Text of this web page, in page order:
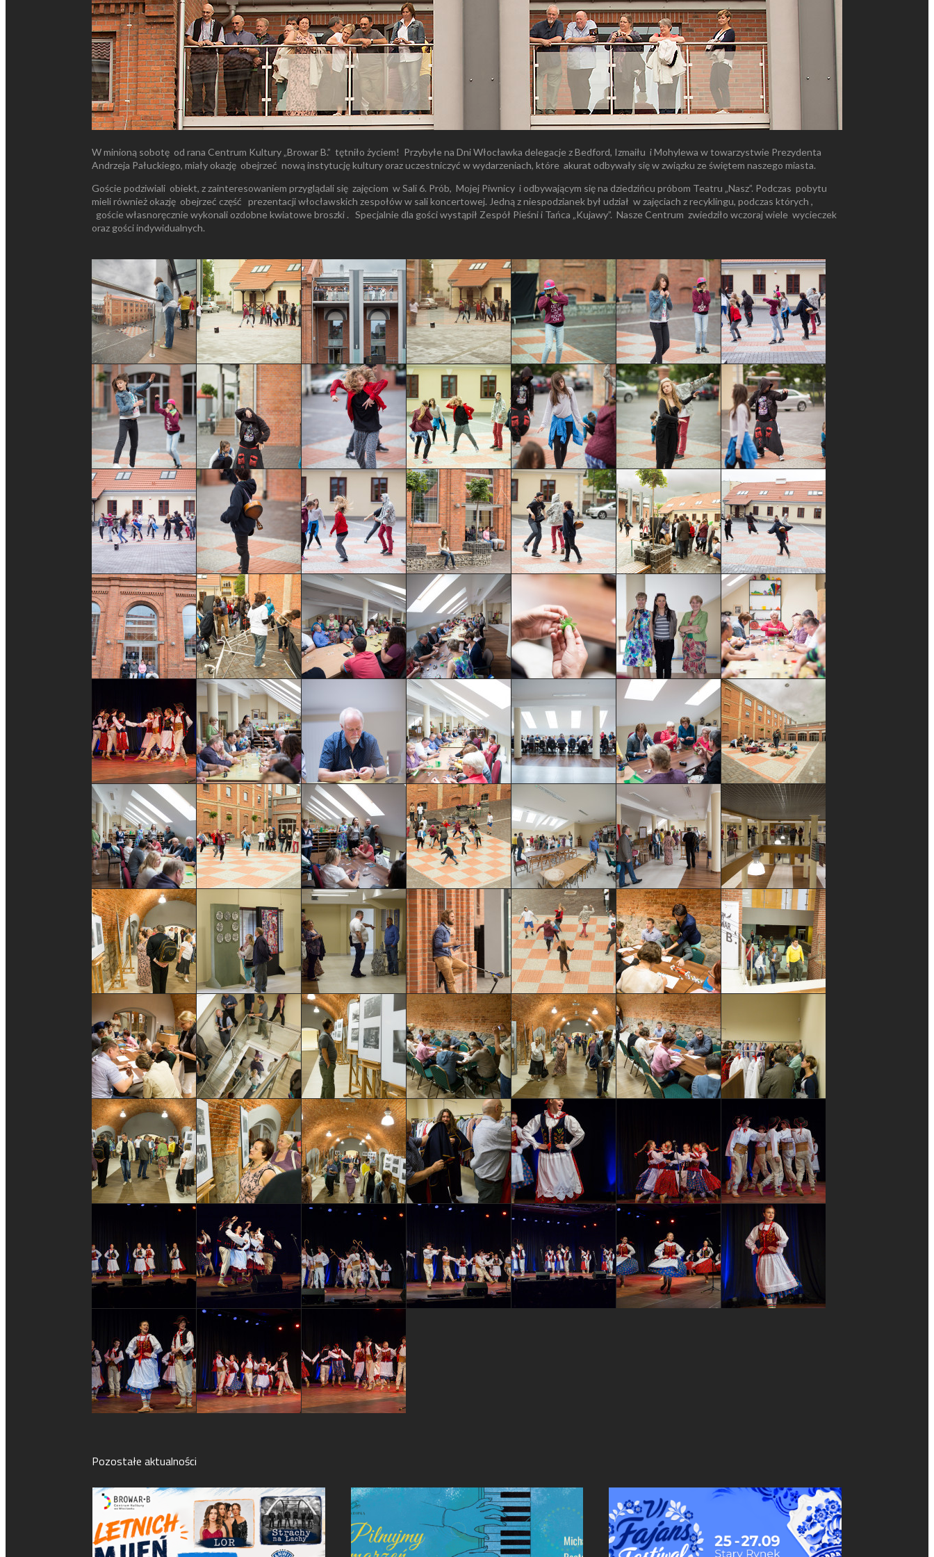
W minioną sobotę od rana Centrum Kultury „Browar B.” tętniło życiem! Przybyłe na Dni Włocławka delegacje z Bedford, Izmaiłu i Mohylewa w towarzystwie Prezydenta
Andrzeja Pałuckiego, miały okazję obejrzeć nową instytucję kultury oraz uczestniczyć w wydarzeniach, które akurat odbywały się w związku ze świętem naszego miasta.
Goście podziwiali obiekt, z zainteresowaniem przyglądali się zajęciom w Sali 6. Prób, Mojej Piwnicy i odbywającym się na dziedzińcu próbom Teatru „Nasz”. Podczas pobytu
mieli również okazję obejrzeć część prezentacji włocławskich zespołów w sali koncertowej. Jedną z niespodzianek był udział w zajęciach z recyklingu, podczas których ,
goście własnoręcznie wykonali ozdobne kwiatowe broszki . Specjalnie dla gości wystąpił Zespół Pieśni i Tańca „Kujawy”. Nasze Centrum zwiedziło wczoraj wiele wycieczek
oraz gości indywidualnych.
Pozostałe aktualności